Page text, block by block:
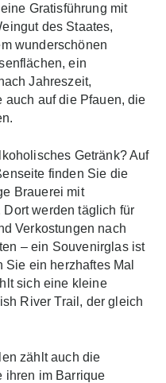
Gratisführung mit
des Staates,
wunderschönen
ein
Jahreszeit,
auch auf die Pfauen, die
Getränk? Auf
finden Sie die
Brauerei mit
werden täglich für
Verkostungen nach
– ein Souvenirglas ist
ein herzhaftes Mal
sich eine kleine
River Trail, der gleich
zählt auch die
ihren im Barrique